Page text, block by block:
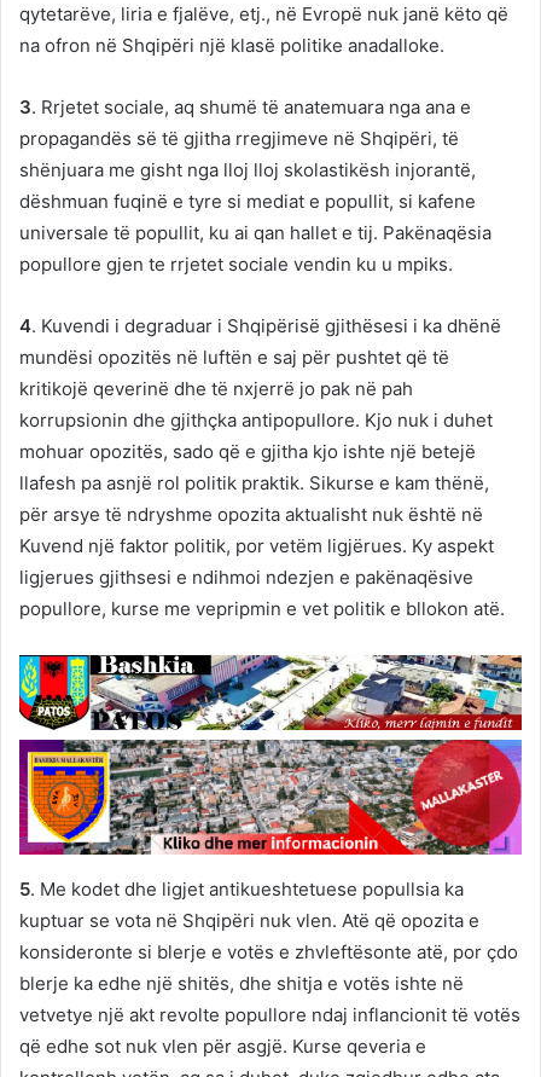
qytetarëve, liria e fjalëve, etj., në Evropë nuk janë këto që
na ofron në Shqipëri një klasë politike anadalloke.
3. Rrjetet sociale, aq shumë të anatemuara nga ana e
propagandës së të gjitha rregjimeve në Shqipëri, të
shënjuara me gisht nga lloj lloj skolastikësh injorantë,
dëshmuan fuqinë e tyre si mediat e popullit, si kafene
universale të popullit, ku ai qan hallet e tij. Pakënaqësia
popullore gjen te rrjetet sociale vendin ku u mpiks.
4. Kuvendi i degraduar i Shqipërisë gjithësesi i ka dhënë
mundësi opozitës në luftën e saj për pushtet që të
kritikojë qeverinë dhe të nxjerrë jo pak në pah
korrupsionin dhe gjithçka antipopullore. Kjo nuk i duhet
mohuar opozitës, sado që e gjitha kjo ishte një betejë
llafesh pa asnjë rol politik praktik. Sikurse e kam thënë,
për arsye të ndryshme opozita aktualisht nuk është në
Kuvend një faktor politik, por vetëm ligjërues. Ky aspekt
ligjerues gjithsesi e ndihmoi ndezjen e pakënaqësive
popullore, kurse me vepripmin e vet politik e bllokon atë.
5. Me kodet dhe ligjet antikueshtetuese popullsia ka
kuptuar se vota në Shqipëri nuk vlen. Atë që opozita e
konsideronte si blerje e votës e zhvleftësonte atë, por çdo
blerje ka edhe një shitës, dhe shitja e votës ishte në
vetvetye një akt revolte popullore ndaj inflancionit të votës
që edhe sot nuk vlen për asgjë. Kurse qeveria e